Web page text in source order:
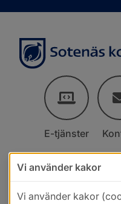
E-tjänster
Vi använder kakor
Vi använder kakor